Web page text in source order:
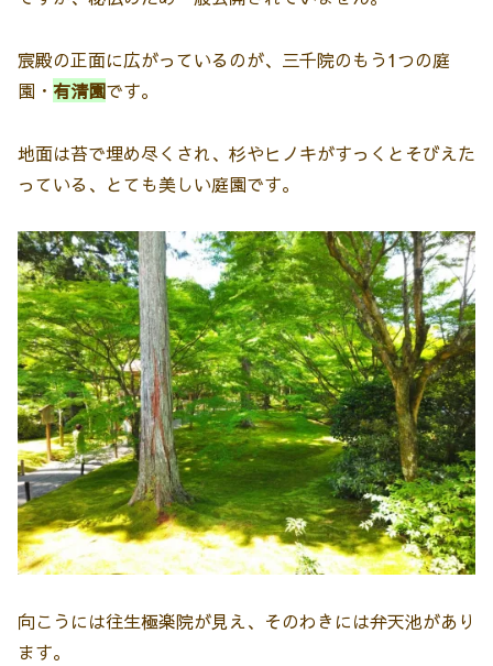
宸殿の正面に広がっているのが、三千院のもう1つの庭
園・ 有清園です。
地面は苔で埋め尽くされ、杉やヒノキがすっくとそびえた
っている、とても美しい庭園です。
向こうには往生極楽院が見え、そのわきには弁天池があり
ます。